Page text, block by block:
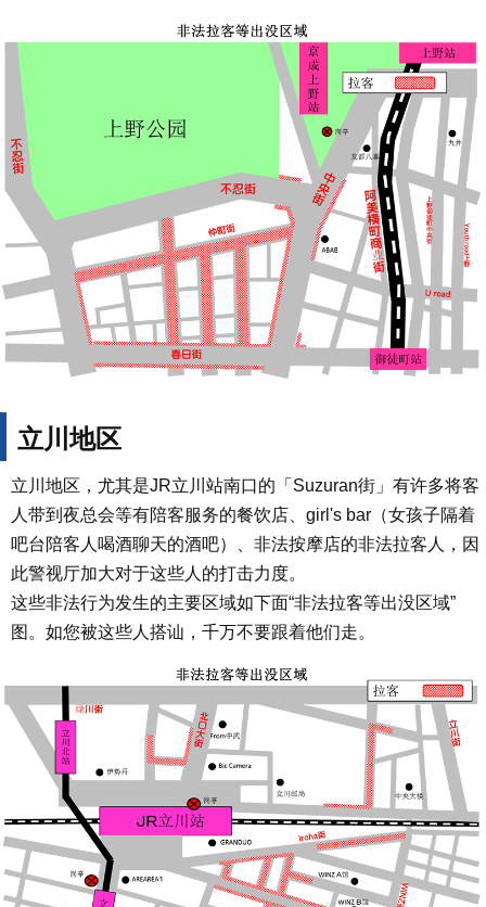
立川地区
立川地区，尤其是JR立川站南口的「Suzuran街」有许多将客
人带到夜总会等有陪客服务的餐饮店、girl's bar（女孩子隔着
吧台陪客人喝酒聊天的酒吧）、非法按摩店的非法拉客人，因
此警视厅加大对于这些人的打击力度。
这些非法行为发生的主要区域如下面“非法拉客等出没区域”
图。如您被这些人搭讪，千万不要跟着他们走。